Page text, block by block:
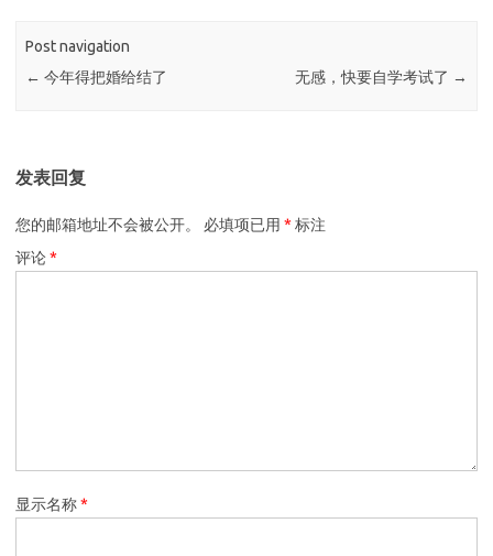
Post navigation
← 今年得把婚给结了 无感，快要自学考试了 →
发表回复
您的邮箱地址不会被公开。 必填项已用 * 标注
评论*
显示名称*